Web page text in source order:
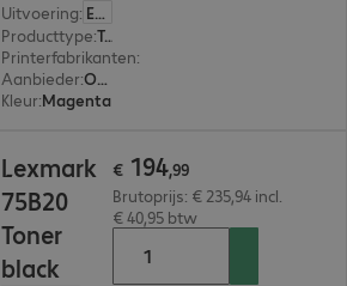
Uitvoering: Europa
Producttype: Toner
Printerfabrikanten:
Aanbieder:
Origineel
Kleur:Magenta
Lexmark
75B20
Toner
black
€ 194,99
Brutoprijs: € 235,94 incl.
€ 40,95 btw